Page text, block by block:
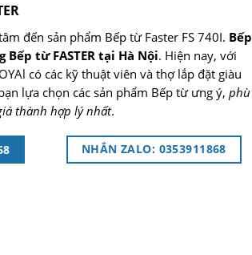
đến sản phẩm Bếp từ Faster FS 740I. Bếp
Bếp từ FASTER tại Hà Nội. Hiện nay, với
có các kỹ thuật viên và thợ lắp đặt giàu
lựa chọn các sản phẩm Bếp từ ưng ý, phù
thành hợp lý nhất.
NHẮN ZALO: 0353911868